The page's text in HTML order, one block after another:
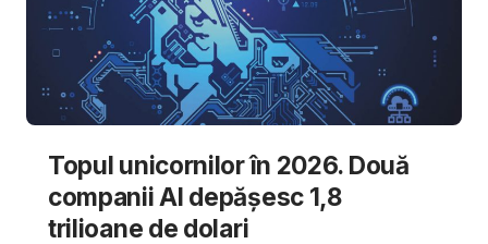
Topul unicornilor în 2026. Două
companii AI depășesc 1,8
trilioane de dolari